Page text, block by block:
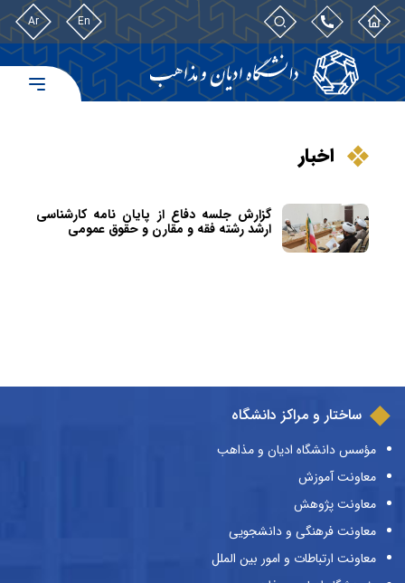
En
Ar
اخبار
گزارش جلسه دفاع از پایان نامه کارشناسی
ارشد رشته فقه و مقارن و حقوق عمومی
ساختار و مراکز دانشگاه
مؤسس دانشگاه ادیان و مذاهب
معاونت آموزش
معاونت پژوهش
معاونت فرهنگی و دانشجویی
معاونت ارتباطات و امور بین الملل